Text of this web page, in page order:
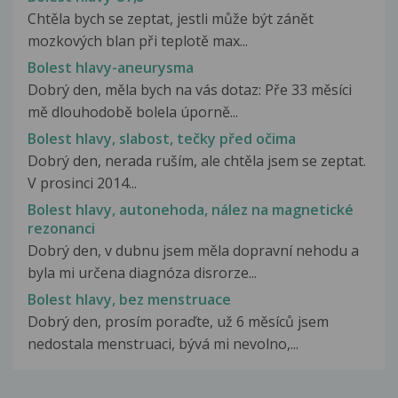
Chtěla bych se zeptat, jestli může být zánět
mozkových blan při teplotě max...
Bolest hlavy-aneurysma
Dobrý den, měla bych na vás dotaz: Pře 33 měsíci
mě dlouhodobě bolela úporně...
Bolest hlavy, slabost, tečky před očima
Dobrý den, nerada ruším, ale chtěla jsem se zeptat.
V prosinci 2014...
Bolest hlavy, autonehoda, nález na magnetické
rezonanci
Dobrý den, v dubnu jsem měla dopravní nehodu a
byla mi určena diagnóza disrorze...
Bolest hlavy, bez menstruace
Dobrý den, prosím poraďte, už 6 měsíců jsem
nedostala menstruaci, bývá mi nevolno,...